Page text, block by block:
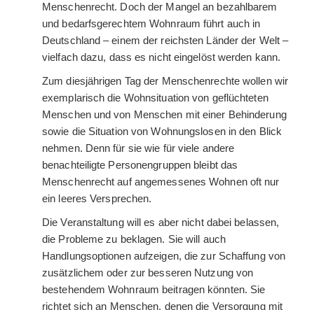
Menschenrecht. Doch der Mangel an bezahlbarem
und bedarfsgerechtem Wohnraum führt auch in
Deutschland – einem der reichsten Länder der Welt –
vielfach dazu, dass es nicht eingelöst werden kann.
Zum diesjährigen Tag der Menschenrechte wollen wir
exemplarisch die Wohnsituation von geflüchteten
Menschen und von Menschen mit einer Behinderung
sowie die Situation von Wohnungslosen in den Blick
nehmen. Denn für sie wie für viele andere
benachteiligte Personengruppen bleibt das
Menschenrecht auf angemessenes Wohnen oft nur
ein leeres Versprechen.
Die Veranstaltung will es aber nicht dabei belassen,
die Probleme zu beklagen. Sie will auch
Handlungsoptionen aufzeigen, die zur Schaffung von
zusätzlichem oder zur besseren Nutzung von
bestehendem Wohnraum beitragen könnten. Sie
richtet sich an Menschen, denen die Versorgung mit